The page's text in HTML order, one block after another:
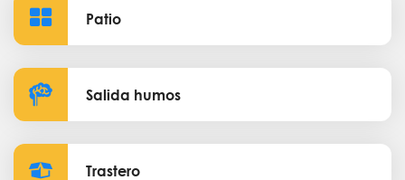
Patio
Salida humos
Trastero